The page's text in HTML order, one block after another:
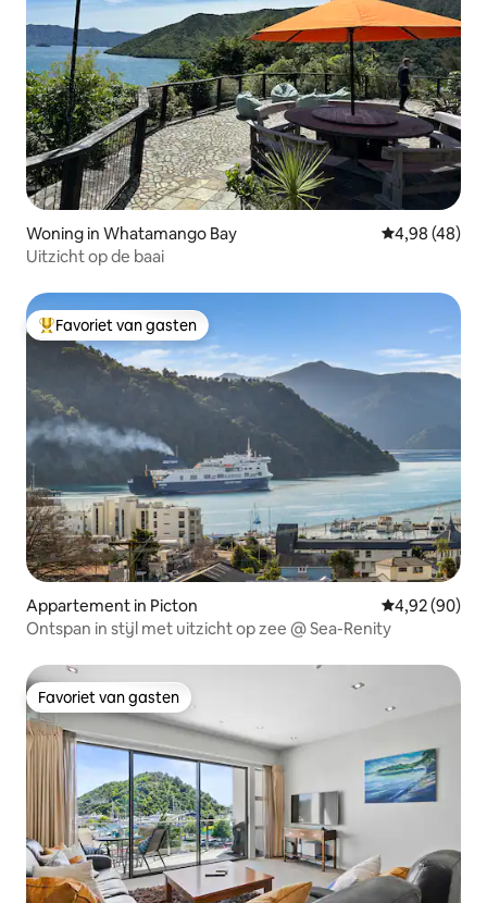
Woning in Whatamango Bay Gemiddelde
4,98 (48)
Uitzicht op de baai
Topfavoriet van gasten
Favoriet van gasten
Appartement in Picton Gemiddelde
4,92 (90)
Ontspan in stijl met uitzicht op zee @ Sea-Renity
Favoriet van gasten
Favoriet van gasten